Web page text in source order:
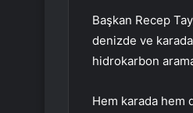
Başkan Recep
denizde ve
hidrokarbon
Hem karada hem